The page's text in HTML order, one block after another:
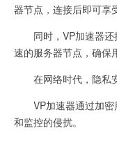
器节点，连接后即可享
同时，VP加速器还
速的服务器节点，确保
在网络时代，隐私安
VP加速器通过加密
和监控的侵扰。